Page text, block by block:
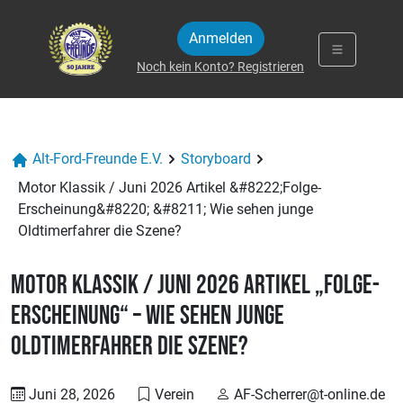
Anmelden
Noch kein Konto? Registrieren
Alt-Ford-Freunde E.V.
Storyboard
Motor Klassik / Juni 2026 Artikel &#8222;Folge-
Erscheinung&#8220; &#8211; Wie sehen junge
Oldtimerfahrer die Szene?
Motor Klassik / Juni 2026 Artikel „Folge-
Erscheinung“ – Wie sehen junge
Oldtimerfahrer die Szene?
Juni 28, 2026 Verein
AF-Scherrer@t-online.de